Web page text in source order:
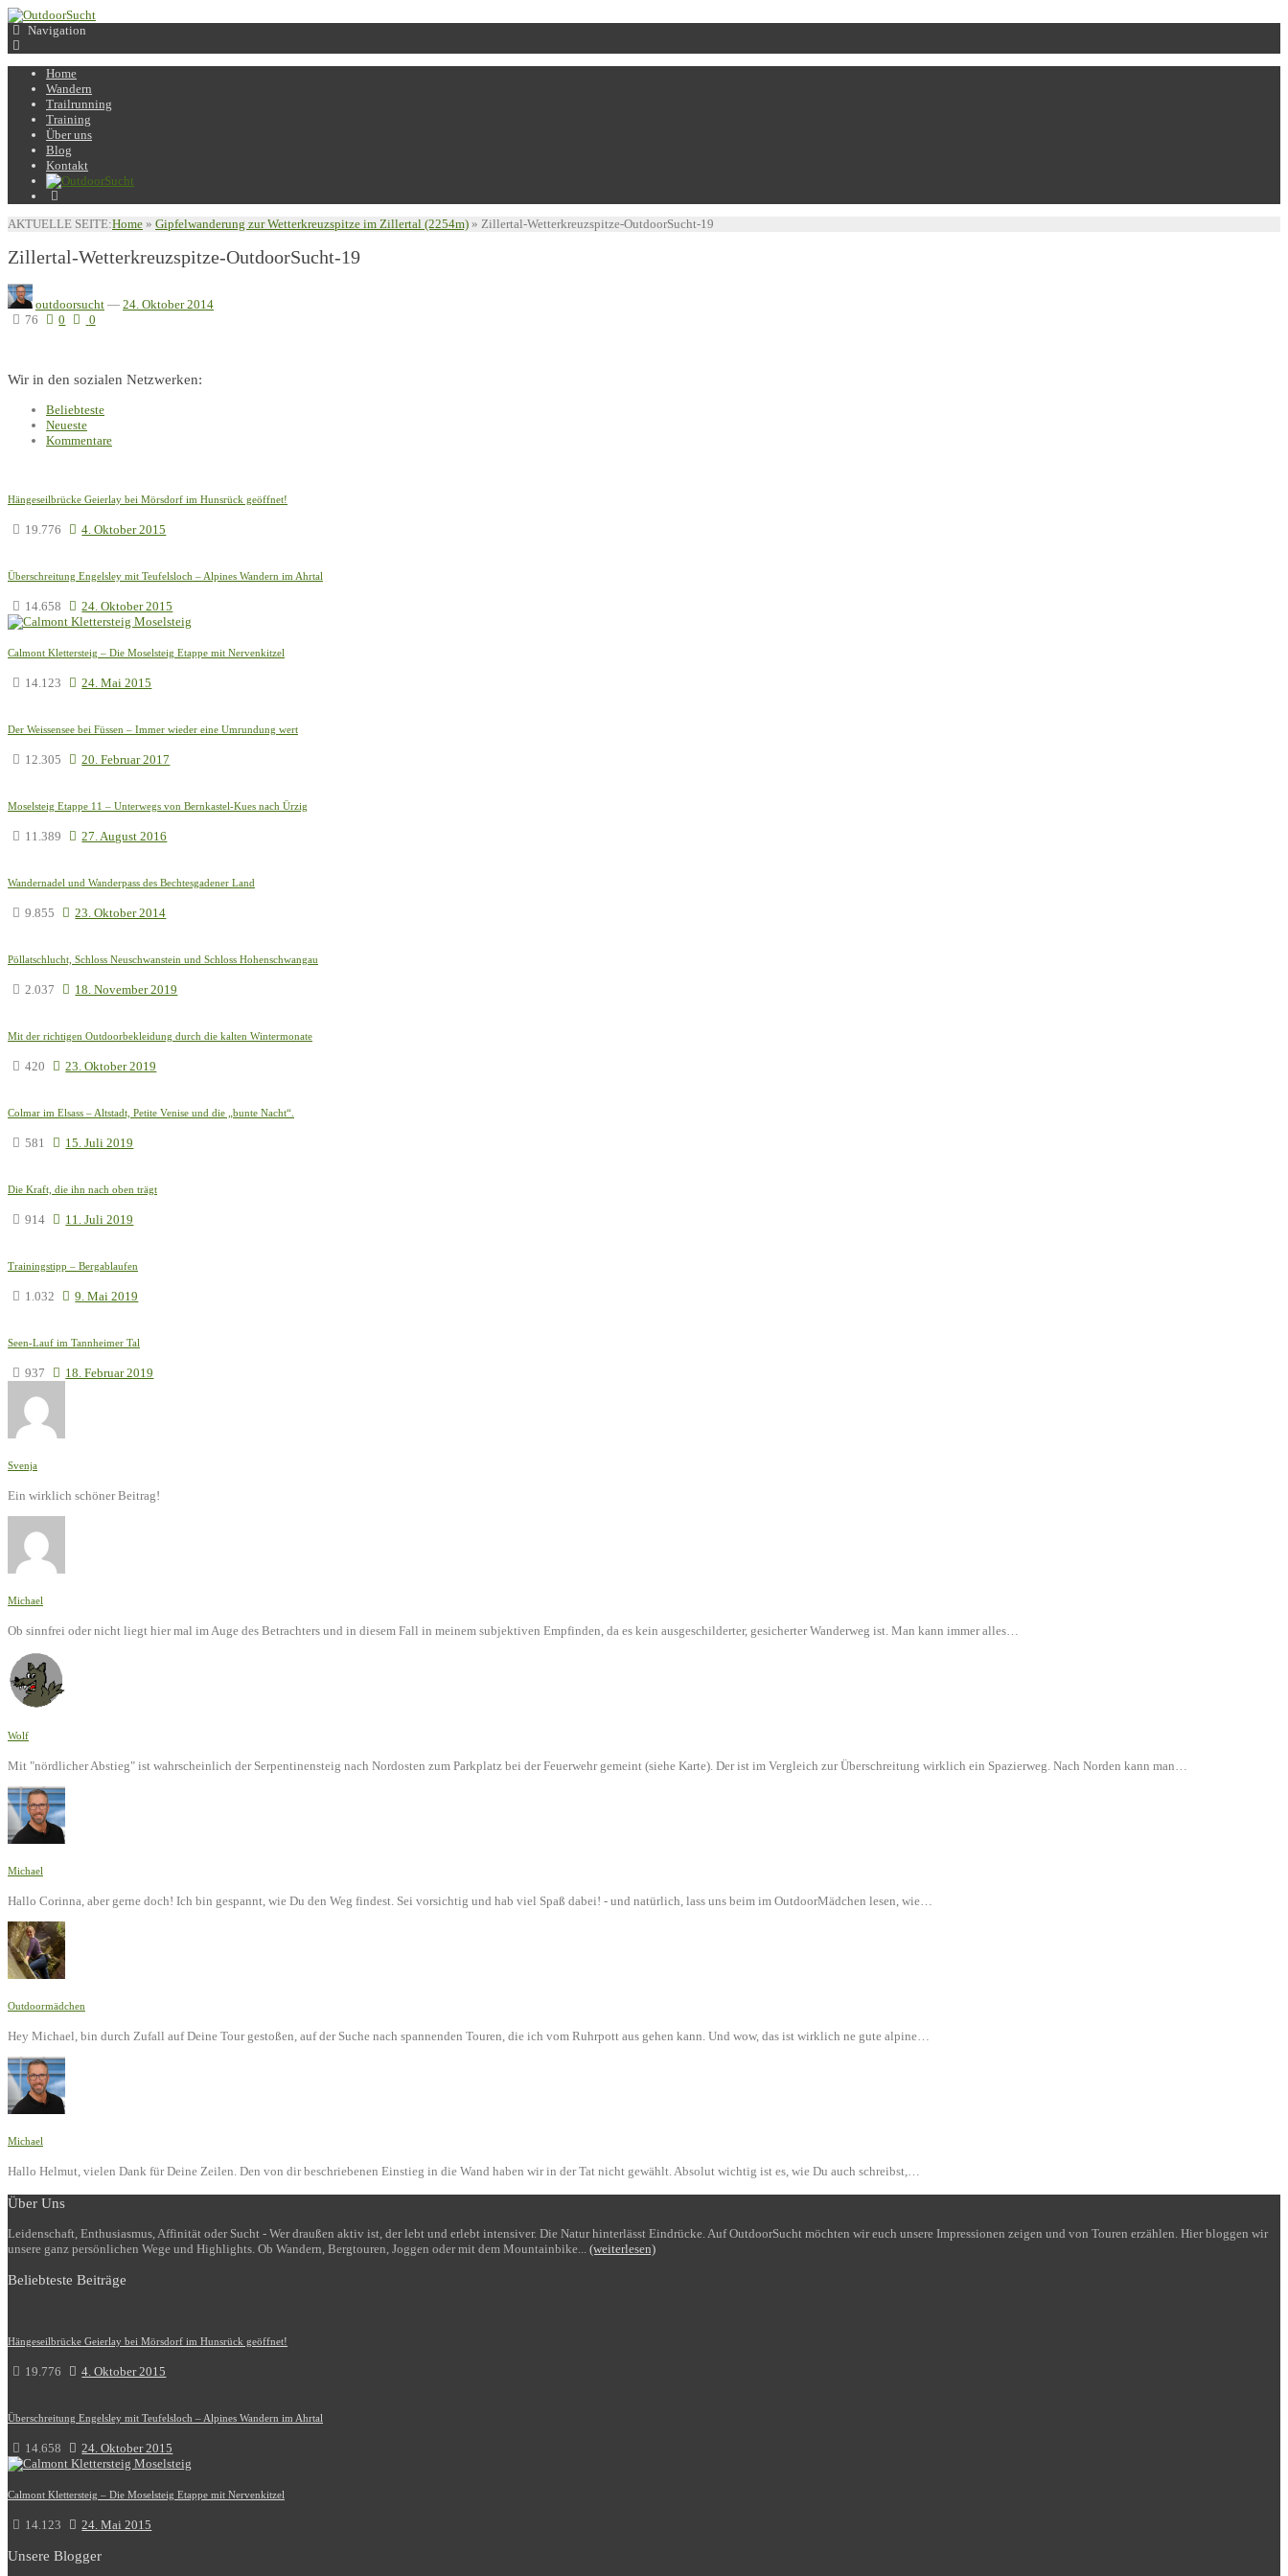
Navigation
Home
Wandern
Trailrunning
Training
Über uns
Blog
Kontakt
AKTUELLE SEITE:Home » Gipfelwanderung zur Wetterkreuzspitze im Zillertal (2254m) » Zillertal-Wetterkreuzspitze-OutdoorSucht-19
Zillertal-Wetterkreuzspitze-OutdoorSucht-19
outdoorsucht — 24. Oktober 2014
76
0 0
Wir in den sozialen Netzwerken:
Beliebteste
Neueste
Kommentare
Hängeseilbrücke Geierlay bei Mörsdorf im Hunsrück geöffnet!
19.776 4. Oktober 2015
Überschreitung Engelsley mit Teufelsloch – Alpines Wandern im Ahrtal
14.658 24. Oktober 2015
Calmont Klettersteig – Die Moselsteig Etappe mit Nervenkitzel
14.123 24. Mai 2015
Der Weissensee bei Füssen – Immer wieder eine Umrundung wert
12.305 20. Februar 2017
Moselsteig Etappe 11 – Unterwegs von Bernkastel-Kues nach Ürzig
11.389 27. August 2016
Wandernadel und Wanderpass des Bechtesgadener Land
9.855 23. Oktober 2014
Pöllatschlucht, Schloss Neuschwanstein und Schloss Hohenschwangau
2.037 18. November 2019
Mit der richtigen Outdoorbekleidung durch die kalten Wintermonate
420 23. Oktober 2019
Colmar im Elsass – Altstadt, Petite Venise und die „bunte Nacht“.
581 15. Juli 2019
Die Kraft, die ihn nach oben trägt
914 11. Juli 2019
Trainingstipp – Bergablaufen
1.032 9. Mai 2019
Seen-Lauf im Tannheimer Tal
937 18. Februar 2019
Svenja
Ein wirklich schöner Beitrag!
Michael
Ob sinnfrei oder nicht liegt hier mal im Auge des Betrachters und in diesem Fall in meinem subjektiven Empfinden, da es kein ausgeschilderter, gesicherter Wanderweg ist. Man kann immer alles…
Wolf
Mit "nördlicher Abstieg" ist wahrscheinlich der Serpentinensteig nach Nordosten zum Parkplatz bei der Feuerwehr gemeint (siehe Karte). Der ist im Vergleich zur Überschreitung wirklich ein Spazierweg. Nach Norden kann man…
Michael
Hallo Corinna, aber gerne doch! Ich bin gespannt, wie Du den Weg findest. Sei vorsichtig und hab viel Spaß dabei! - und natürlich, lass uns beim im OutdoorMädchen lesen, wie…
Outdoormädchen
Hey Michael, bin durch Zufall auf Deine Tour gestoßen, auf der Suche nach spannenden Touren, die ich vom Ruhrpott aus gehen kann. Und wow, das ist wirklich ne gute alpine…
Michael
Hallo Helmut, vielen Dank für Deine Zeilen. Den von dir beschriebenen Einstieg in die Wand haben wir in der Tat nicht gewählt. Absolut wichtig ist es, wie Du auch schreibst,…
Über Uns
Leidenschaft, Enthusiasmus, Affinität oder Sucht - Wer draußen aktiv ist, der lebt und erlebt intensiver. Die Natur hinterlässt Eindrücke. Auf OutdoorSucht möchten wir euch unsere Impressionen zeigen und von Touren erzählen. Hier bloggen wir
unsere ganz persönlichen Wege und Highlights. Ob Wandern, Bergtouren, Joggen oder mit dem Mountainbike... (weiterlesen)
Beliebteste Beiträge
Hängeseilbrücke Geierlay bei Mörsdorf im Hunsrück geöffnet!
19.776 4. Oktober 2015
Überschreitung Engelsley mit Teufelsloch – Alpines Wandern im Ahrtal
14.658 24. Oktober 2015
Calmont Klettersteig – Die Moselsteig Etappe mit Nervenkitzel
14.123 24. Mai 2015
Unsere Blogger